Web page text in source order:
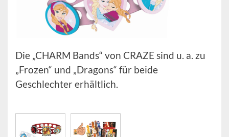
Die „CHARM Bands“ von CRAZE sind u. a. zu
„Frozen“ und „Dragons“ für beide
Geschlechter erhältlich.